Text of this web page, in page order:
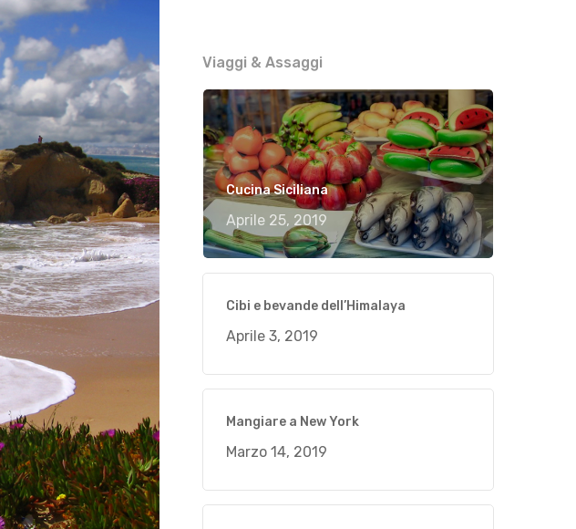
Viaggi & Assaggi
Cucina Siciliana
Aprile 25, 2019
Cibi e bevande dell’Himalaya
Aprile 3, 2019
Mangiare a New York
Marzo 14, 2019